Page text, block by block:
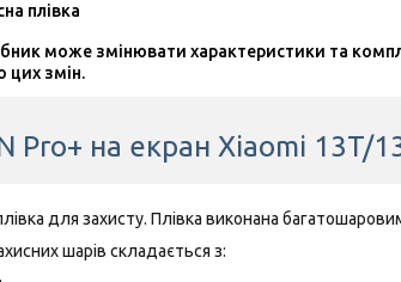
плівка
може змінювати характеристики та
цих змін.
Pro+ на екран Xiaomi 13T/
для захисту. Плівка виконана
шарів складається з: